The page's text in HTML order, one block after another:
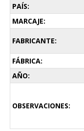
PAÍS:
MARCAJE:
FABRICANTE:
FÁBRICA:
AÑO:
OBSERVACIONES: